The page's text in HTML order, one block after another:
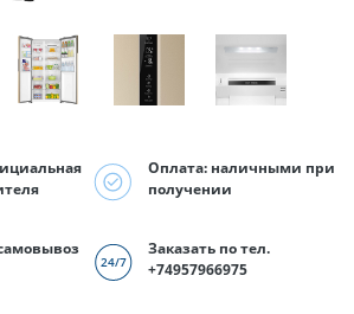
Оплата: наличными при
получении
Заказать по тел.
+74957966975